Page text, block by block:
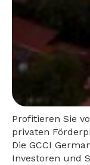
Profitieren Sie
privaten
Die GCCI
Investoren und